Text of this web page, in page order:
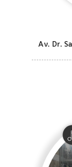
Av. Dr.